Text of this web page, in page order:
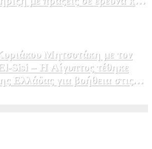
Μητσοτάκη με τον
Sisi – Η Αίγυπτος τέθηκε
Ελλάδας για βοήθεια στις